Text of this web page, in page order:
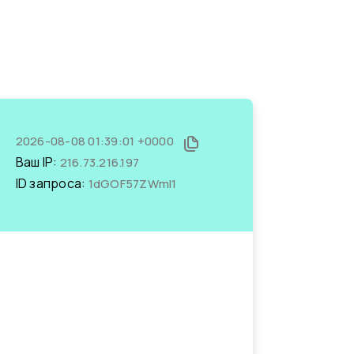
2026-08-08 01:39:01 +0000
Ваш IP: 216.73.216.197
ID запроса: 1dGOF57ZWmI1